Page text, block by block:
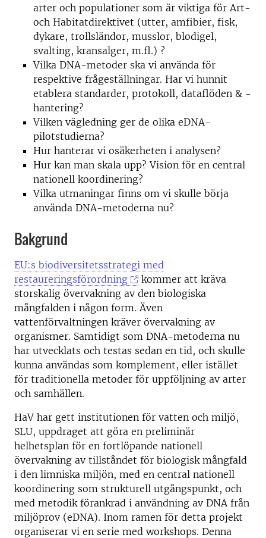
arter och populationer som är viktiga för Art-
och Habitatdirektivet (utter, amfibier, fisk,
dykare, trollsländor, musslor, blodigel,
svalting, kransalger, m.fl.) ?
Vilka DNA-metoder ska vi använda för
respektive frågeställningar. Har vi hunnit
etablera standarder, protokoll, dataflöden & -
hantering?
Vilken vägledning ger de olika eDNA-
pilotstudierna?
Hur hanterar vi osäkerheten i analysen?
Hur kan man skala upp? Vision för en central
nationell koordinering?
Vilka utmaningar finns om vi skulle börja
använda DNA-metoderna nu?
Bakgrund
EU:s biodiversitetsstrategi med
restaureringsförordning
kommer att kräva
storskalig övervakning av den biologiska
mångfalden i någon form. Även
vattenförvaltningen kräver övervakning av
organismer. Samtidigt som DNA-metoderna nu
har utvecklats och testas sedan en tid, och skulle
kunna användas som komplement, eller istället
för traditionella metoder för uppföljning av arter
och samhällen.
HaV har gett institutionen för vatten och miljö,
SLU, uppdraget att göra en preliminär
helhetsplan för en fortlöpande nationell
övervakning av tillståndet för biologisk mångfald
i den limniska miljön, med en central nationell
koordinering som strukturell utgångspunkt, och
med metodik förankrad i användning av DNA från
miljöprov (eDNA). Inom ramen för detta projekt
organiserar vi en serie med workshops. Denna